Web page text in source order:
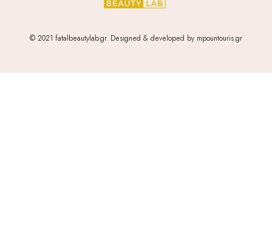
© 2021 fatalbeautylab.gr. Designed & developed by mpountouris.gr